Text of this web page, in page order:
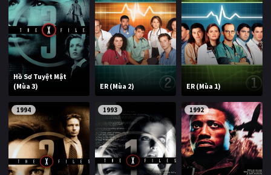
Hồ Sơ Tuyệt Mật
(Mùa 3)
ER (Mùa 2) ER (Mùa 1)
1994 1993 1992